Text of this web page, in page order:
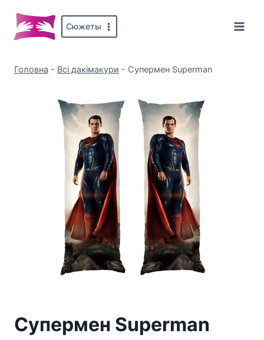
вмісту
Сюжеты
Головна - Всі дакімакури - Супермен Superman
Супермен Superman